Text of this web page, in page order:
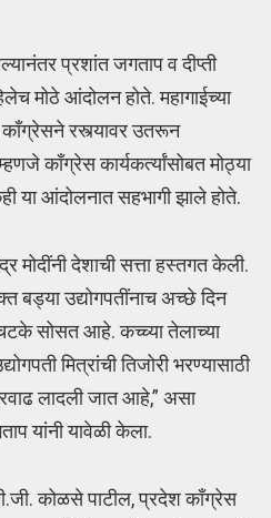
प्रशांत जगताप व दीप्ती
मोठे आंदोलन होते. महागाईच्या
रस्त्यावर उतरून
काँग्रेस कार्यकर्त्यांसोबत मोठ्या
या आंदोलनात सहभागी झाले होते.
मोदींनी देशाची सत्ता हस्तगत केली.
बड्या उद्योगपतींनाच अच्छे दिन
सोसत आहे. कच्च्या तेलाच्या
मित्रांची तिजोरी भरण्यासाठी
लादली जात आहे,” असा
यांनी यावेळी केला.
कोळसे पाटील, प्रदेश काँग्रेस